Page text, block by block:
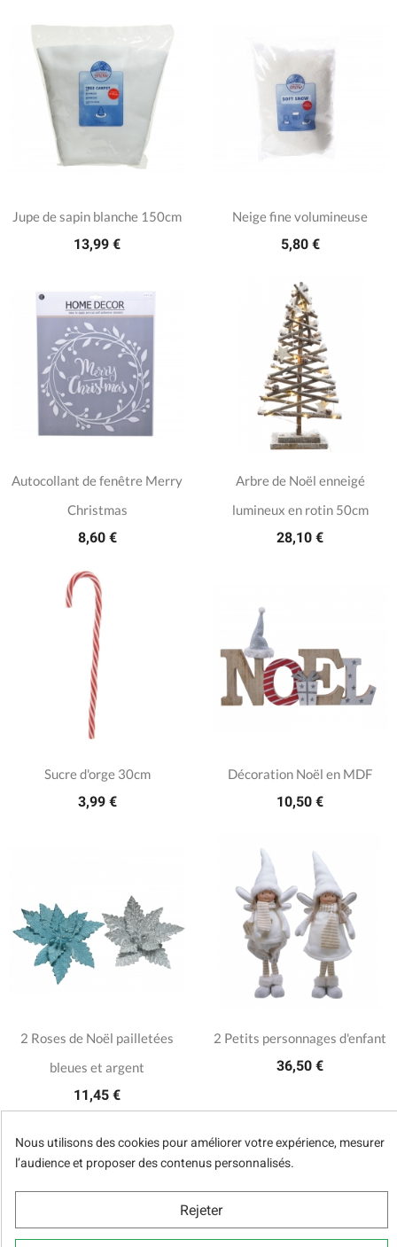
Jupe de sapin blanche 150cm
13,99 €
Neige fine volumineuse
5,80 €
Autocollant de fenêtre Merry
Christmas
8,60 €
Arbre de Noël enneigé
lumineux en rotin 50cm
28,10 €
Sucre d'orge 30cm
3,99 €
Décoration Noël en MDF
10,50 €
2 Roses de Noël pailletées
bleues et argent
11,45 €
2 Petits personnages d'enfant
36,50 €
-40%
Nous utilisons des cookies pour améliorer votre expérience, mesurer
l’audience et proposer des contenus personnalisés.
Rejeter